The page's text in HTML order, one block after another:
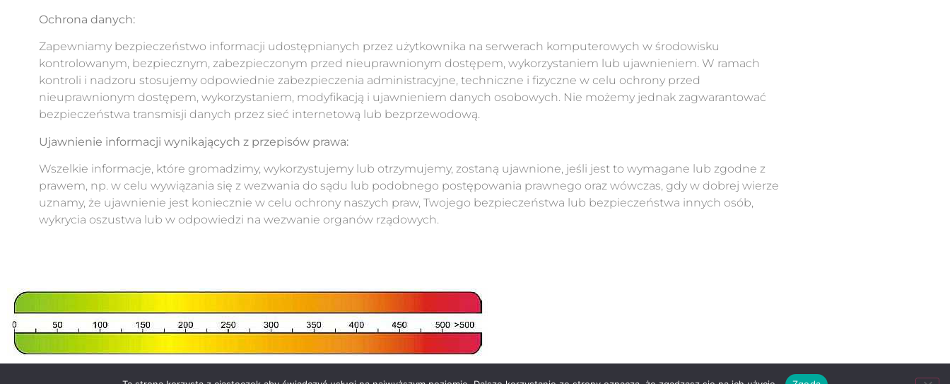
Ochrona danych:
Zapewniamy bezpieczeństwo informacji udostępnianych przez użytkownika na serwerach komputerowych w środowisku
kontrolowanym, bezpiecznym, zabezpieczonym przed nieuprawnionym dostępem, wykorzystaniem lub ujawnieniem. W ramach
kontroli i nadzoru stosujemy odpowiednie zabezpieczenia administracyjne, techniczne i fizyczne w celu ochrony przed
nieuprawnionym dostępem, wykorzystaniem, modyfikacją i ujawnieniem danych osobowych. Nie możemy jednak zagwarantować
bezpieczeństwa transmisji danych przez sieć internetową lub bezprzewodową.
Ujawnienie informacji wynikających z przepisów prawa:
Wszelkie informacje, które gromadzimy, wykorzystujemy lub otrzymujemy, zostaną ujawnione, jeśli jest to wymagane lub zgodne z
prawem, np. w celu wywiązania się z wezwania do sądu lub podobnego postępowania prawnego oraz wówczas, gdy w dobrej wierze
uznamy, że ujawnienie jest koniecznie w celu ochrony naszych praw, Twojego bezpieczeństwa lub bezpieczeństwa innych osób,
wykrycia oszustwa lub w odpowiedzi na wezwanie organów rządowych.